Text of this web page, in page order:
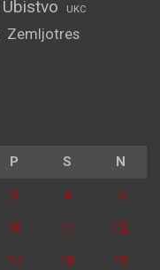
Ubistvo UKC
Zemljotres
P S N
3 4 5
10 11 12
17 18 19